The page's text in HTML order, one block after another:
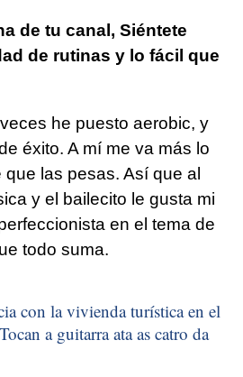
de tu canal, Siéntete
de rutinas y lo fácil que
he puesto aerobic, y
éxito. A mí me va más lo
que las pesas. Así que al
y el bailecito le gusta mi
en el tema de
todo suma.
con la vivienda turística en el
Tocan a guitarra ata as catro da